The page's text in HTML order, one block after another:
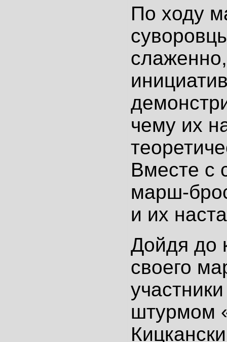
По ходу
чему их
Вместе с
марш-
и их
Дойдя до
своего
штурмом